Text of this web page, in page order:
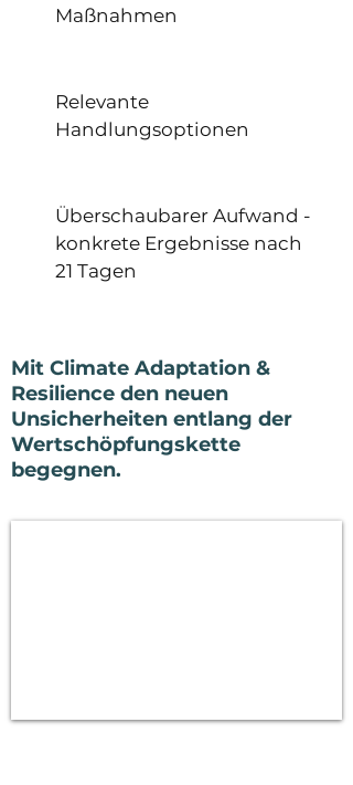
Maßnahmen
Relevante
Handlungsoptionen
Überschaubarer Aufwand -
konkrete Ergebnisse nach
21 Tagen
Mit Climate Adaptation &
Resilience den neuen
Unsicherheiten entlang der
Wertschöpfungskette
begegnen.